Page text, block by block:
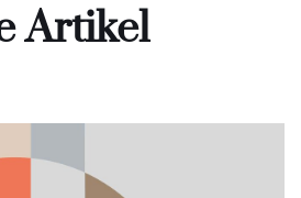
Artikel